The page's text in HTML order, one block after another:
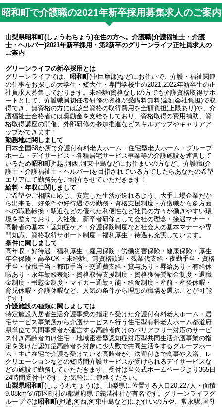
昭和町で介護職の2021年新卒採用募集求人のご案内
山梨県昭和町(しょうわちょう)在住の方へ。介護職(介護福祉士・介護
士・ヘルパー)2021年新卒採用・第2新卒のグリーンライフ正社員求人の
ご案内
グリーンライフの新卒採用とは
グリーンライフでは、 昭和町(中巨摩郡)などにお住いで、介護・福祉関連
の仕事をお探しの大学生・短大生・専門学校生の2021,2022年新卒生の正
社員求人募集しております。未経験(資格なし)の方でも介護資格取得サポ
ートとして、介護職員初任者研修の資格が受講料無料(全額会社負担)で取
得でき、無資格の方には該当資格の取得費用を全額負担(上限あり)や、介
護福祉士合格者には奨励金を支給をしており、資格取得の費用補助、資
格取得講座の開催、外部研修の参加推進などスキルアップやキャリアア
ップができます！
勤務地に関しまして
日本全国68か所で介護付有料老人ホーム・住宅型老人ホーム・グループ
ホーム・デイサービス・各種居宅サービス事業等の介護施設を運営して
いるため昭和町押越,河西,河東中島などにお住まいの方など、介護職(介
護士・介護福祉士・ヘルパー)を目指されている方でしたらあなたの希望
エリアにて勤務先をご紹介させていただきます！
給料・年収に関しまして
ご希望やご相談に応じ、安定した生活が送れるよう、大手上場企業だか
ら出来る、好条件や好待遇での勤務・資格支援制度・介護職から多方面
への職務転換・駅近などの優れた利便性など社員の方々が働きやすい環
境を整えており、入社後、新卒者研修として会社の理念・接遇マナー・
高齢者の基本・認知症ケア・介護保険制度など社会人の基本マナーや専
門知識、資格取得サポート制度・福利厚生・待遇も充実しています。
条件に関しまして
高年収・好待遇・福利厚生・雇用保険・労働災害保険・健康保険・厚生
年金保険・高卒OK・未経験、無資格歓迎・残業代支給・夜勤手当・資格
手当・役職手当・都市手当・交通費支給・賞与あり・昇給あり・有給休
暇あり・永年勤続表彰・資格取得支援制度・資格獲得奨励金制度・退職
金制度・弔慰金制度・マイカー通勤可能・給食制度・産前・産後休暇・
育児休暇・介護休暇など、人気の条件から理想の職場を選ぶことが可能
です！
介護施設の種類に関しましては
特定施設入居者生活介護事業の指定を受けた介護付有料老人ホーム・居
宅サービス事業所から介護サービスを行う住宅型有料老人ホーム都道府
県単位で民間事業者が運営する高齢者向けのバリアフリー対応のサービ
ス付き高齢者向け住宅・地域密着型認知症対応型共同生活介護事業の指
定を受けた認知症高齢者を対象に少人数で共同生活をするグループホー
ム・主に在宅で介護を受けている高齢者が、送迎付きで食事や入浴、レ
クリエーションなどの短時間介護サービスが受けられるデイサービスな
どの施設で勤務していただきます。受付は当公式ホームページより365日
24時間受付中です。お気軽にご連絡ください。
山梨県昭和町(しょうわちょう)は、山梨県に位置する人口20,227人・面積
9.08km²の市区町村の都道府県で義清神社が有名です。グリーンライフグ
ループでは昭和町(押越,河西,河東中島など)にお住いの方や、常永駅,国母